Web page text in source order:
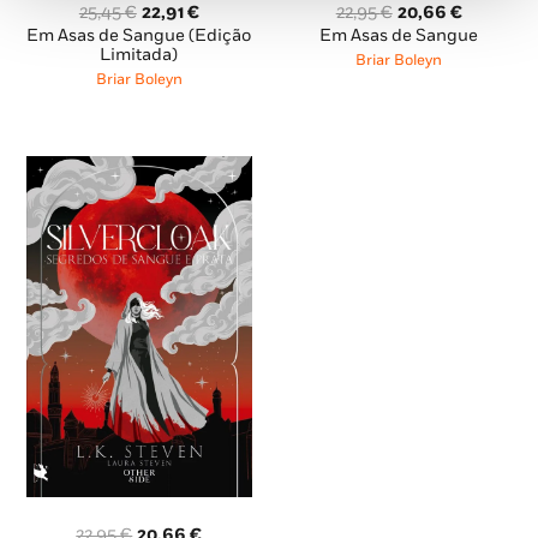
25,45€ O
preço
original
era:
22,91€O
preço
Em Asas de Sangue (Edição
Limitada)
Briar Boleyn
22,95€ O
preço
original
era:
20,66 €O
preço
Em Asas de Sangue
Briar Boleyn